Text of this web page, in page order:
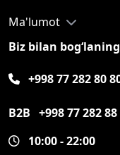
Ma'lumot
Biz bilan bog‘laning
+998 77 282 80
B2B +998 77 282 88
10:00 - 22:00